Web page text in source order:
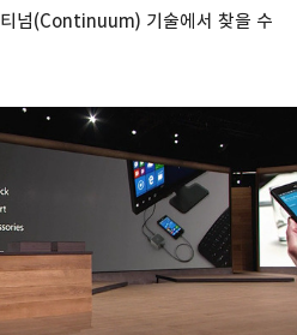
넘(Continuum) 기술에서 찾을 수